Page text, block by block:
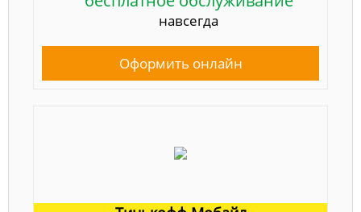
навсегда
Оформить онлайн